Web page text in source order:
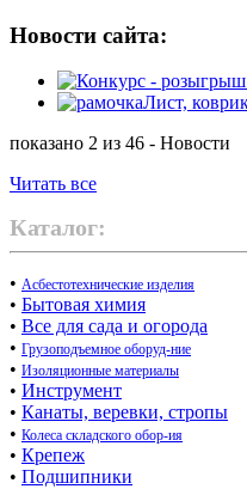
Новости сайта:
Лист,
показано 2 из 46 - Новости
Читать все
Каталог:
• Асбестотехнические изделия
• Бытовая химия
• Все для сада и огорода
• Грузоподъемное оборуд-ние
• Изоляционные материалы
• Инструмент
• Канаты, веревки, стропы
• Колеса складского обор-ия
• Крепеж
• Подшипники